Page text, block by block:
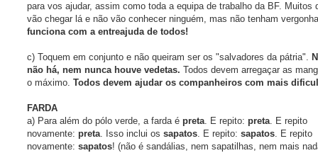
para vos ajudar, assim como toda a equipa de trabalho da BF. Muitos
vão chegar lá e não vão conhecer ninguém, mas não tenham
funciona com a entreajuda de todos!
c) Toquem em conjunto e não queiram ser os "salvadores da pátria".
não há, nem nunca houve vedetas. Todos devem arregaçar as
o máximo. Todos devem ajudar os companheiros com mais
FARDA
a) Para além do pólo verde, a farda é preta. E repito: preta. E repito
novamente: preta. Isso inclui os sapatos. E repito: sapatos. E repito
novamente: sapatos! (não é sandálias, nem sapatilhas, nem mais